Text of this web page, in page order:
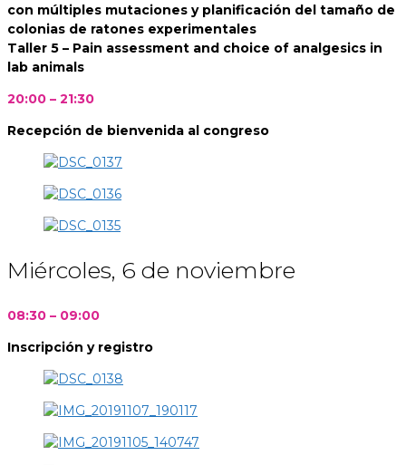
con múltiples mutaciones y planificación del tamaño de
colonias de ratones experimentales
Taller 5 – Pain assessment and choice of analgesics in
lab animals
20:00 – 21:30
Recepción de bienvenida al congreso
Miércoles, 6 de noviembre
08:30 – 09:00
Inscripción y registro